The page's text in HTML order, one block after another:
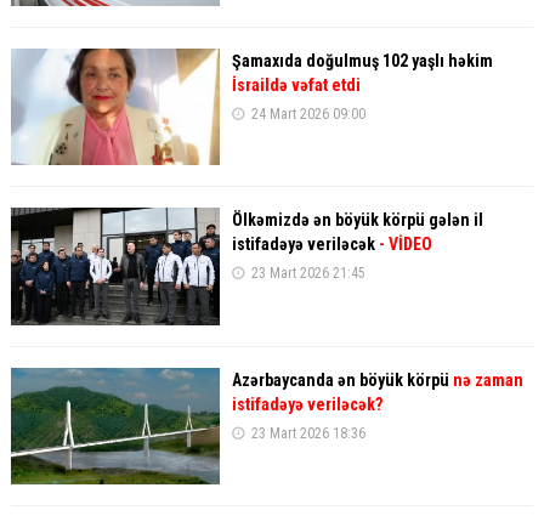
Şamaxıda doğulmuş 102 yaşlı həkim
İsraildə vəfat etdi
24 Mart 2026 09:00
Ölkəmizdə ən böyük körpü gələn il
istifadəyə veriləcək - VİDEO
23 Mart 2026 21:45
Azərbaycanda ən böyük körpü nə zaman
istifadəyə veriləcək?
23 Mart 2026 18:36